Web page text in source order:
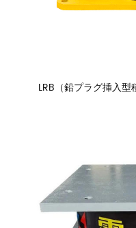
LRB（鉛プラグ挿入